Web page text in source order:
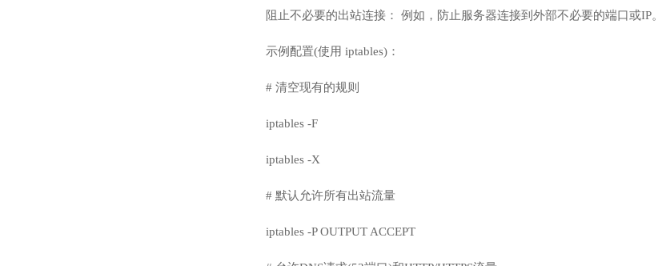
阻止不必要的出站连接： 例如，防止服务器连接到外部不必要的端口或IP。
示例配置(使用 iptables)：
# 清空现有的规则
iptables -F
iptables -X
# 默认允许所有出站流量
iptables -P OUTPUT ACCEPT